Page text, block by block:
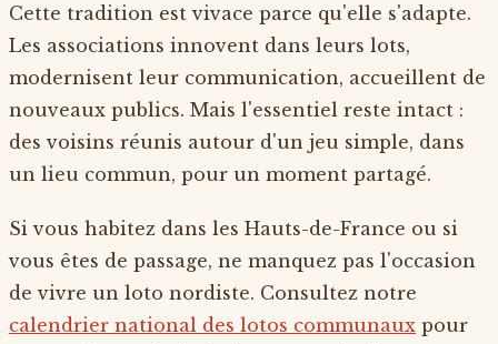
Cette tradition est vivace parce qu'elle s'adapte.
Les associations innovent dans leurs lots,
modernisent leur communication, accueillent de
nouveaux publics. Mais l'essentiel reste intact :
des voisins réunis autour d'un jeu simple, dans
un lieu commun, pour un moment partagé.
Si vous habitez dans les Hauts-de-France ou si
vous êtes de passage, ne manquez pas l'occasion
de vivre un loto nordiste. Consultez notre
calendrier national des lotos communaux pour